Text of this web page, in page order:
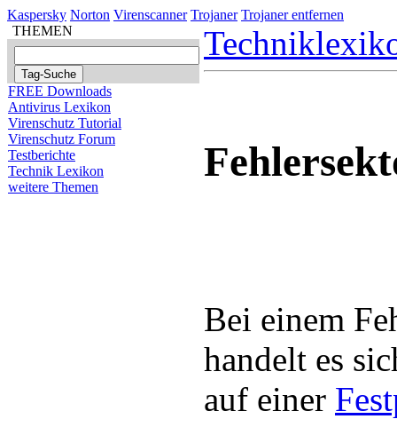
Kaspersky Norton Virenscanner Trojaner Trojaner entfernen
THEMEN
FREE Downloads
Antivirus Lexikon
Virenschutz Tutorial
Virenschutz Forum
Testberichte
Technik Lexikon
weitere Themen
Bei einem
handelt es
auf einer